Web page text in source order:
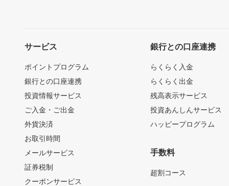
サービス
ポイントプログラム
銀行との口座連携
投資情報サービス
ご入金・ご出金
外貨決済
お取引時間
メールサービス
証券税制
クーポンサービス
銀行との口座連携
らくらく入金
らくらく出金
残高表示サービス
投資あんしんサービス
ハッピープログラム
手数料
超割コース